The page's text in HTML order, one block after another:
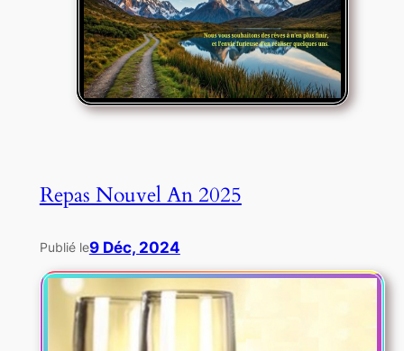
Repas Nouvel An 2025
Publié le9 Déc, 2024